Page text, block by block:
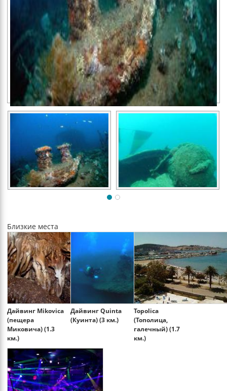
Близкие места
Дайвинг Mikovica
(пещера
Миковича) (1.3
км.)
Дайвинг Quinta
(Куинта) (3 км.)
Topolica
(Тополица,
галечный) (1.7
км.)